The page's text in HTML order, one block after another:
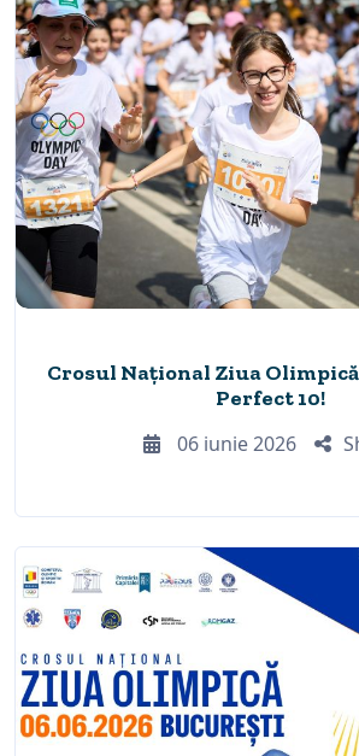
Crosul Național Ziua Olimpică
Perfect 10!
06 iunie 2026